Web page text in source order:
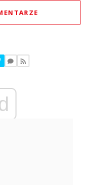
komentarzy
komentarze